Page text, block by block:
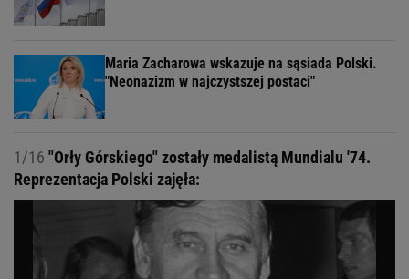
Maria Zacharowa wskazuje na sąsiada Polski.
"Neonazizm w najczystszej postaci"
1/16 "Orły Górskiego" zostały medalistą Mundialu '74.
Reprezentacja Polski zajęła: